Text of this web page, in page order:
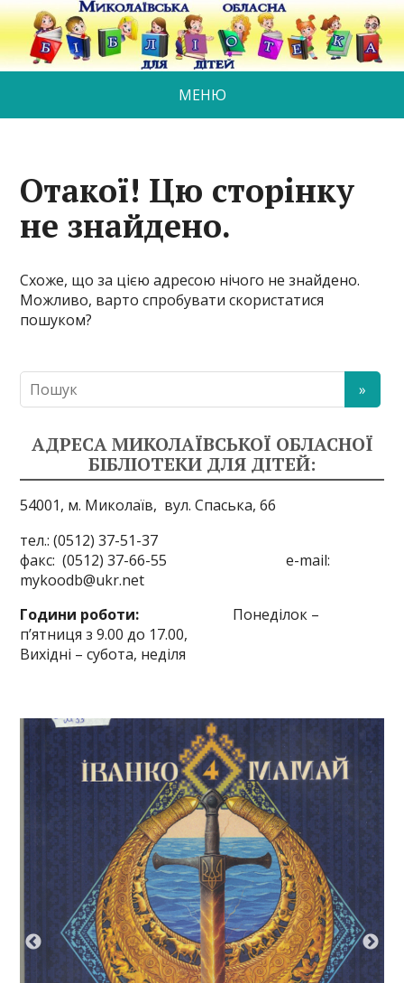
МЕНЮ
Отакої! Цю сторінку
не знайдено.
Схоже, що за цією адресою нічого не знайдено.
Можливо, варто спробувати скористатися
пошуком?
АДРЕСА МИКОЛАЇВСЬКОЇ ОБЛАСНОЇ
БІБЛІОТЕКИ ДЛЯ ДІТЕЙ:
54001, м. Миколаїв, вул. Спаська, 66
тел.: (0512) 37-51-37
факс: (0512) 37-66-55 e-mail:
mykoodb@ukr.net
Години роботи: Понеділок –
п’ятниця з 9.00 до 17.00,
Вихідні – субота, неділя